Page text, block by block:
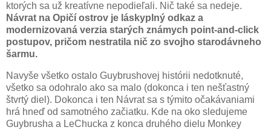
ktorých sa už kreatívne nepodieľali. Nič také sa nedeje.
Návrat na Opičí ostrov je láskyplný odkaz a
modernizovaná verzia starých známych point-and-click
postupov, pričom nestratila nič zo svojho starodávneho
šarmu.
Navyše všetko ostalo Guybrushovej histórii nedotknuté,
všetko sa odohralo ako sa malo (dokonca i ten nešťastný
štvrtý diel). Dokonca i ten Návrat sa s týmito očakávaniami
hrá hneď od samotného začiatku. Kde na oko sledujeme
Guybrusha a LeChucka z konca druhého dielu Monkey